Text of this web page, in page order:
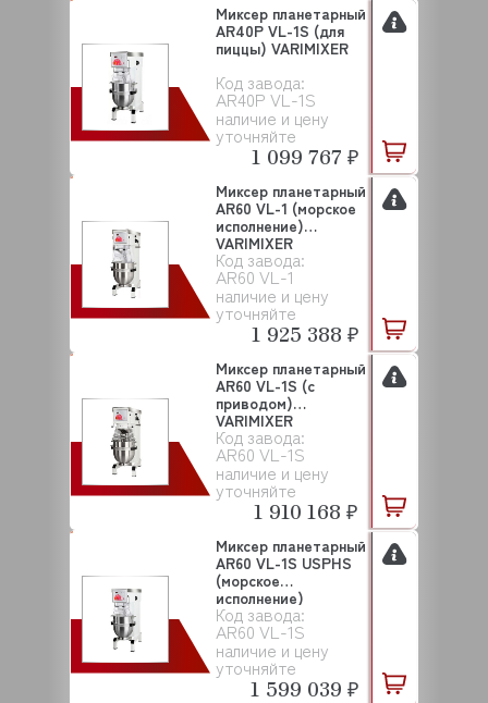
Код завода:
AR40P VL-1S
наличие и цену
уточняйте
Миксер планетарный
AR40P VL-1S (для
пиццы) VARIMIXER
1 099 767 ₽
Код завода:
AR60 VL-1
наличие и цену
уточняйте
Миксер планетарный
AR60 VL-1 (морское
исполнение)
VARIMIXER
1 925 388 ₽
Код завода:
AR60 VL-1S
наличие и цену
уточняйте
Миксер планетарный
AR60 VL-1S (с
приводом)
VARIMIXER
1 910 168 ₽
Код завода:
AR60 VL-1S
наличие и цену
уточняйте
Миксер планетарный
AR60 VL-1S USPHS
(морское
исполнение)
VARIMIXE...
1 599 039 ₽